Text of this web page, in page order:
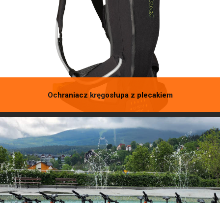
Ochraniacz kręgosłupa z plecakiem
Chroń swój kręgosłup, wypożycz ochraniacz ze zintegrowanym plecakiem!
Śliskie kamienie, wystające korzenie, ostre zakręty są przyczyną wielu
kontuzji. Tylko w naszej ofercie!